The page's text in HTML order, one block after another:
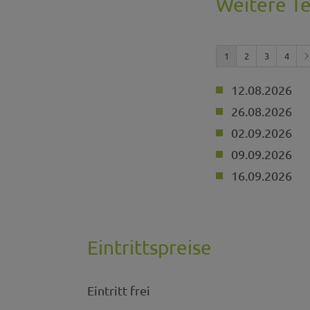
1 2 3 4
12.08.2026
26.08.2026
02.09.2026
09.09.2026
16.09.2026
Eintrittspreise
Eintritt frei